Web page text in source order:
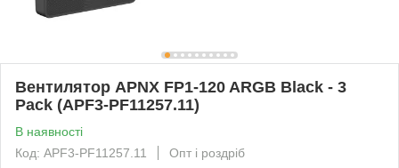
Вентилятор APNX FP1-120 ARGB Black - 3
Pack (APF3-PF11257.11)
В наявності
Код: APF3-PF11257.11
Опт і роздріб